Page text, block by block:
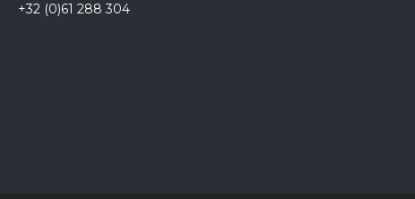
+32 (0)61 288 304